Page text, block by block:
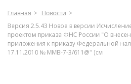
Главная
Новости
Версия 2.5.43 Новое в версии
проектом приказа ФНС России "О
приложения к приказу Федеральной
17.11.2010 № ММВ-7-3/611@" (см